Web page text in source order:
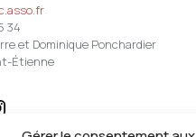
34
et Dominique Ponchardier
Étienne